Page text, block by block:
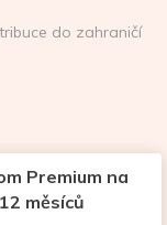
do zahraničí
Premium na
12 měsíců